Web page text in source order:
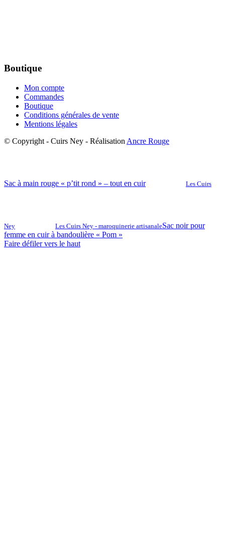
Boutique
Mon compte
Commandes
Boutique
Conditions générales de vente
Mentions légales
© Copyright - Cuirs Ney - Réalisation Ancre Rouge
Sac à main rouge « p’tit rond » – tout en cuir Les Cuirs
Ney Les Cuirs Ney - maroquinerie artisanaleSac noir pour
femme en cuir à bandoulière « Pom »
Faire défiler vers le haut